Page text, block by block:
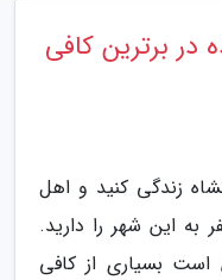
برترین کافی
زندگی کنید و اهل
به این شهر را دارید.
است بسیاری از کافی